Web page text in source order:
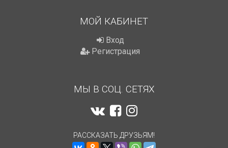
МОЙ КАБИНЕТ
Вход
Регистрация
МЫ В СОЦ. СЕТЯХ
РАССКАЗАТЬ ДРУЗЬЯМ!